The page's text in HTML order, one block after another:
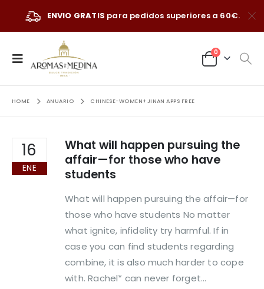
ENVIO GRATIS para pedidos superiores a 60€.
0
HOME ANUARIO CHINESE-WOMEN+JINAN APPS FREE
16
ENE
What will happen pursuing the
affair—for those who have
students
What will happen pursuing the affair—for
those who have students No matter
what ignite, infidelity try harmful. If in
case you can find students regarding
combine, it is also much harder to cope
with. Rachel* can never forget...